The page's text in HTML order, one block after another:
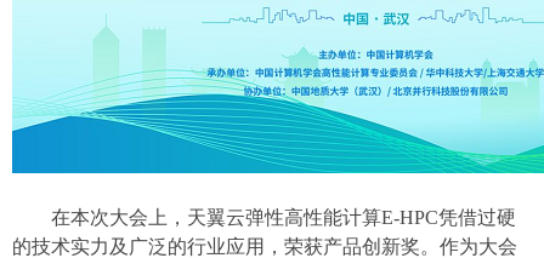
在本次大会上，天翼云弹性高性能计算E-HPC凭借过硬
的技术实力及广泛的行业应用，荣获产品创新奖。作为大会